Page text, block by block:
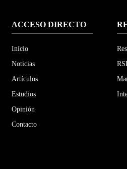
ACCESO DIRECTO
Inicio
Noticias
Artículos
Estudios
Opinión
Contacto